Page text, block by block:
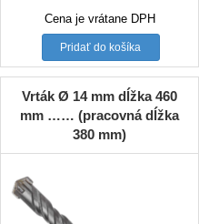
price
was:
€ 55,00.
price
is:
€ 52,00.
Cena je vrátane DPH
Pridať do košíka
Vrták Ø 14 mm dĺžka 460
mm …… (pracovná dĺžka
380 mm)